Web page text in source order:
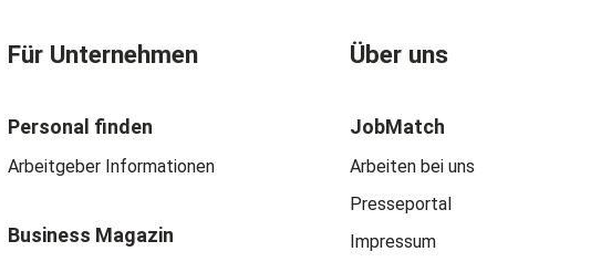
Für Unternehmen
Personal finden
Arbeitgeber Informationen
Business Magazin
Über uns
JobMatch
Arbeiten bei uns
Presseportal
Impressum